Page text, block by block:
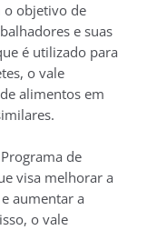
o objetivo de
e suas
é utilizado para
o vale
alimentos em
de
visa melhorar a
aumentar a
o vale